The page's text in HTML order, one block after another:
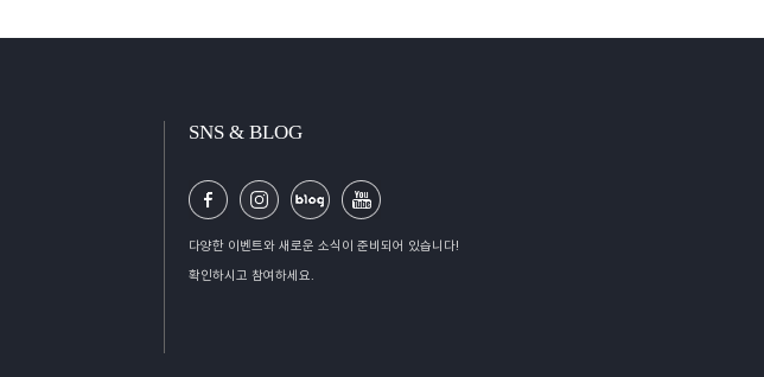
SNS & BLOG
다양한 이벤트와 새로운 소식이 준비되어 있습니다!
확인하시고 참여하세요.